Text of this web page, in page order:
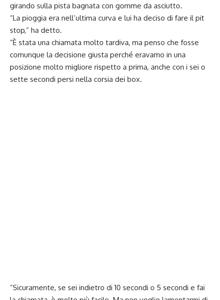
girando sulla pista bagnata con gomme da asciutto.
“La pioggia era nell’ultima curva e lui ha deciso di fare il pit
stop,” ha detto.
“È stata una chiamata molto tardiva, ma penso che fosse
comunque la decisione giusta perché eravamo in una
posizione molto migliore rispetto a prima, anche con i sei o
sette secondi persi nella corsia dei box.
“Sicuramente, se sei indietro di 10 secondi o 5 secondi e fai